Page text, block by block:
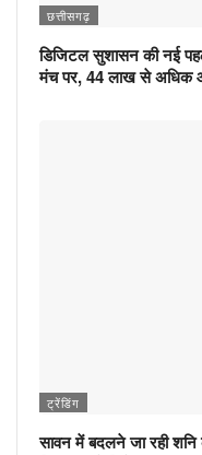
छत्तीसगढ़
डिजिटल सुशासन की नई
मंच पर, 44 लाख से अधिक
ट्रेंडिंग
सावन में बदलने जा रही